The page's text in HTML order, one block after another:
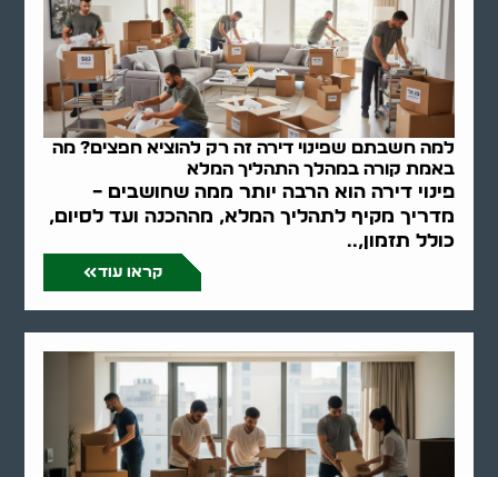
למה חשבתם שפינוי דירה זה רק להוציא חפצים? מה
באמת קורה במהלך התהליך המלא
פינוי דירה הוא הרבה יותר ממה שחושבים –
מדריך מקיף לתהליך המלא, מההכנה ועד לסיום,
כולל תזמון,..
קראו עוד